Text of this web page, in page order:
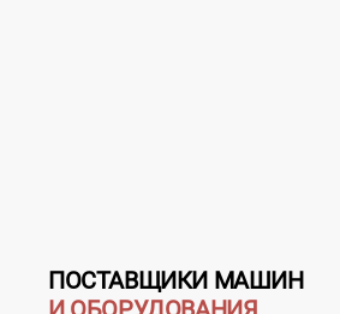
ПОСТАВЩИКИ МАШИН